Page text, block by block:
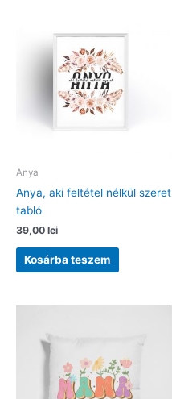
Anya
Anya, aki feltétel nélkül szeret
tabló
39,00 lei
Kosárba teszem